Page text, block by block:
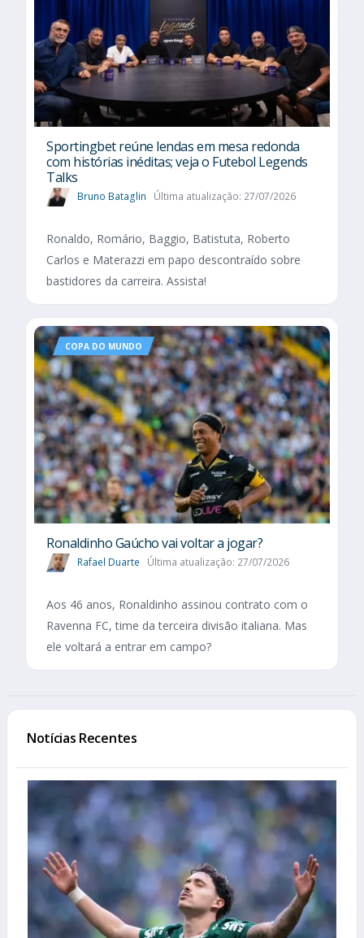
Sportingbet reúne lendas em mesa redonda
com histórias inéditas; veja o Futebol Legends
Talks
Bruno Bataglin Última atualização: 27/07/2026
Ronaldo, Romário, Baggio, Batistuta, Roberto
Carlos e Materazzi em papo descontraído sobre
bastidores da carreira. Assista!
COPA DO MUNDO
Ronaldinho Gaúcho vai voltar a jogar?
Rafael Duarte Última atualização: 27/07/2026
Aos 46 anos, Ronaldinho assinou contrato com o
Ravenna FC, time da terceira divisão italiana. Mas
ele voltará a entrar em campo?
Notícias Recentes